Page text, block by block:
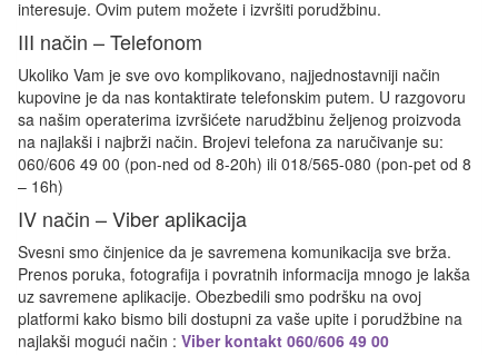
interesuje. Ovim putem možete i izvršiti porudžbinu.
III način – Telefonom
Ukoliko Vam je sve ovo komplikovano, najjednostavniji način
kupovine je da nas kontaktirate telefonskim putem. U razgovoru
sa našim operaterima izvršićete narudžbinu željenog proizvoda
na najlakši i najbrži način. Brojevi telefona za naručivanje su:
060/606 49 00 (pon-ned od 8-20h) ili 018/565-080 (pon-pet od 8
– 16h)
IV način – Viber aplikacija
Svesni smo činjenice da je savremena komunikacija sve brža.
Prenos poruka, fotografija i povratnih informacija mnogo je lakša
uz savremene aplikacije. Obezbedili smo podršku na ovoj
platformi kako bismo bili dostupni za vaše upite i porudžbine na
najlakši mogući način : Viber kontakt 060/606 49 00